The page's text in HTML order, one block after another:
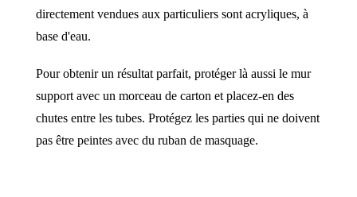
directement vendues aux particuliers sont acryliques, à
base d'eau.
Pour obtenir un résultat parfait, protéger là aussi le mur
support avec un morceau de carton et placez-en des
chutes entre les tubes. Protégez les parties qui ne doivent
pas être peintes avec du ruban de masquage.